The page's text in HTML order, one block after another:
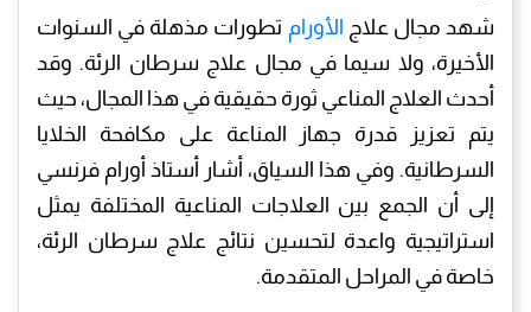
شهد مجال علاج الأورام تطورات مذهلة في السنوات
الأخيرة، ولا سيما في مجال علاج سرطان الرئة. وقد
أحدث العلاج المناعي ثورة حقيقية في هذا المجال، حيث
يتم تعزيز قدرة جهاز المناعة على مكافحة الخلايا
السرطانية. وفي هذا السياق، أشار أستاذ أورام فرنسي
إلى أن الجمع بين العلاجات المناعية المختلفة يمثل
استراتيجية واعدة لتحسين نتائج علاج سرطان الرئة،
خاصة في المراحل المتقدمة.